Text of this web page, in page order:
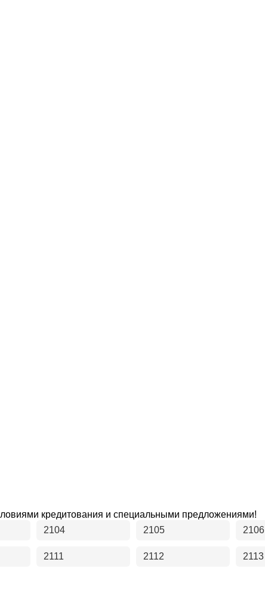
кредитования и специальными предложениями!
2104 2105 2106
2111 2112 2113